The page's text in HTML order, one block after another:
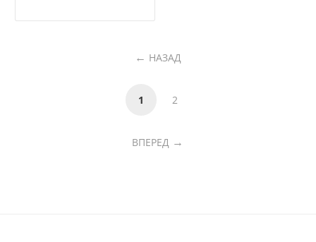
НАЗАД
1 2
ВПЕРЕД